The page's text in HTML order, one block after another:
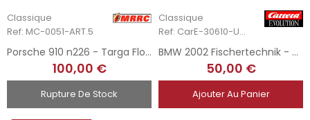
Classique
Ref: MC-0051-ART.5
Porsche 910 n226 - Targa Florio 1967
100,00 €
Rupture De Stock
Classique
Ref: CarE-30610-Unb
BMW 2002 Fischertechnik - Touringcar 1975
50,00 €
Ajouter Au Panier